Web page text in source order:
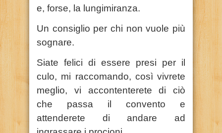
e, forse, la lungimiranza.
Un consiglio per chi non vuole più
sognare.
Siate felici di essere presi per il
culo, mi raccomando, così vivrete
meglio, vi accontenterete di ciò
che passa il convento e
attenderete di andare ad